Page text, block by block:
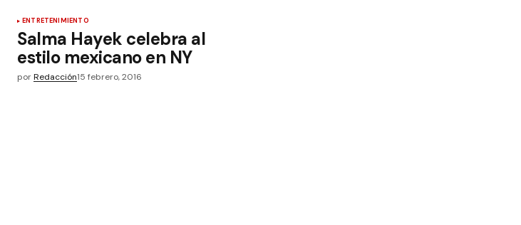
ENTRETENIMIENTO
Salma Hayek celebra al
estilo mexicano en NY
porRedacción15 febrero, 2016